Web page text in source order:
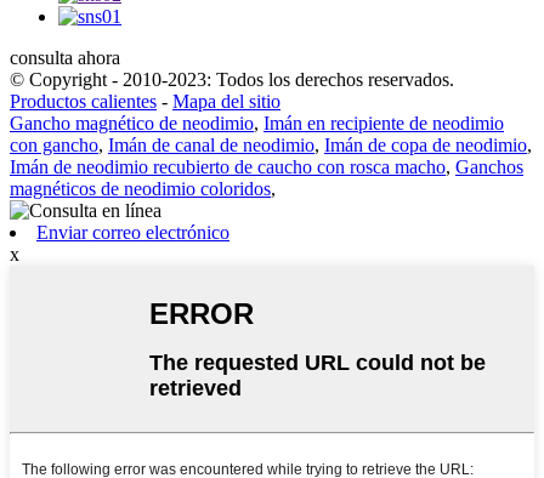
consulta ahora
© Copyright - 2010-2023: Todos los derechos reservados.
Productos calientes - Mapa del sitio
Gancho magnético de neodimio, Imán en recipiente de neodimio
con gancho, Imán de canal de neodimio, Imán de copa de neodimio,
Imán de neodimio recubierto de caucho con rosca macho, Ganchos
magnéticos de neodimio coloridos,
Enviar correo electrónico
x